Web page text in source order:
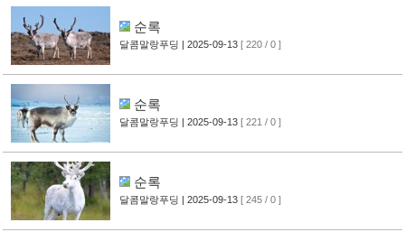
순록
달콤말랑푸딩 | 2025-09-13 [ 220 / 0 ]
순록
달콤말랑푸딩 | 2025-09-13 [ 221 / 0 ]
순록
달콤말랑푸딩 | 2025-09-13 [ 245 / 0 ]